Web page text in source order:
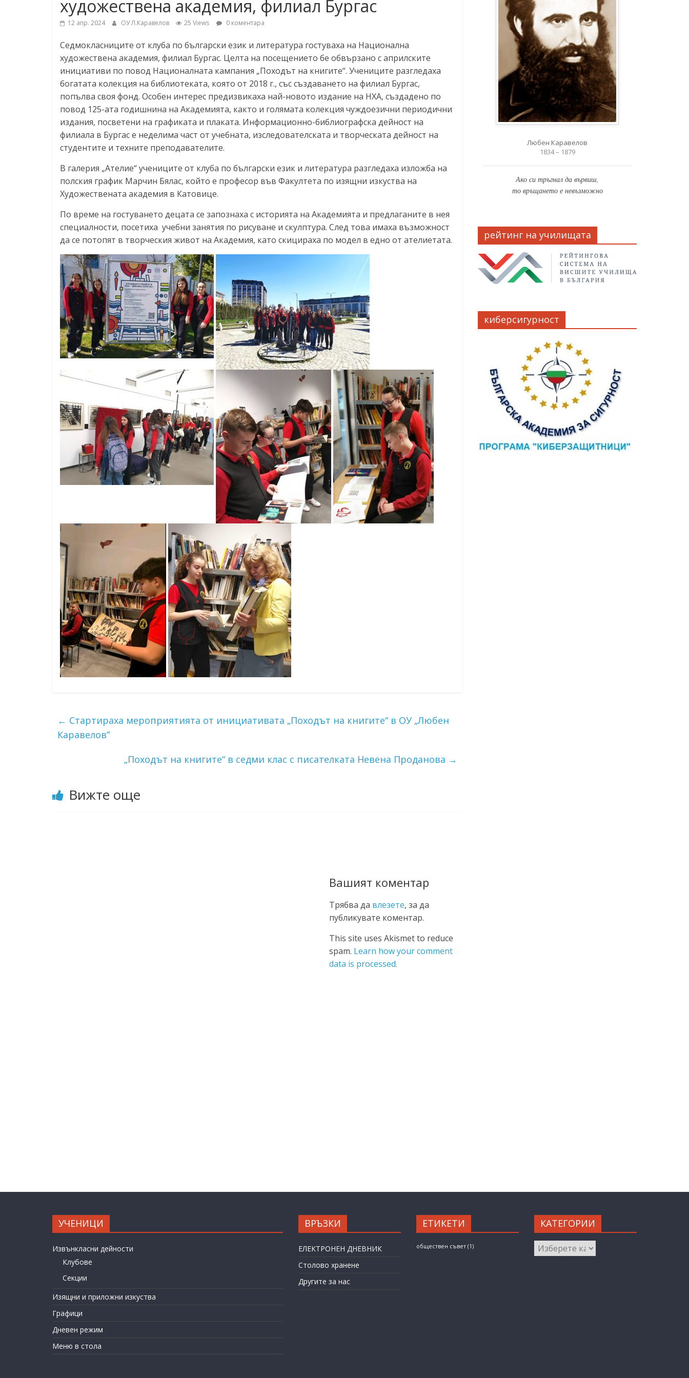
художествена академия, филиал Бургас
12 апр. 2024 ОУ Л.Каравелов 25 Views 0 коментара
Седмокласниците от клуба по български език и литература гостуваха на Национална
художествена академия, филиал Бургас. Целта на посещението бе обвързано с априлските
инициативи по повод Националната кампания „Походът на книгите“. Учениците разгледаха
богатата колекция на библиотеката, която от 2018 г., със създаването на филиал Бургас,
попълва своя фонд. Особен интерес предизвикаха най-новото издание на НХА, създадено по
повод 125-ата годишнина на Академията, както и голямата колекция чуждоезични периодични
издания, посветени на графиката и плаката. Информационно-библиографска дейност на
филиала в Бургас е неделима част от учебната, изследователската и творческата дейност на
студентите и техните преподавателите.
В галерия „Ателие“ учениците от клуба по български език и литература разгледаха изложба на
полския график Марчин Бялас, който е професор във Факултета по изящни изкуства на
Художествената академия в Катовице.
По време на гостуването децата се запознаха с историята на Академията и предлаганите в нея
специалности, посетиха учебни занятия по рисуване и скулптура. След това имаха възможност
да се потопят в творческия живот на Академия, като скицираха по модел в едно от ателиетата.
← Стартираха мероприятията от инициативата „Походът на книгите“ в ОУ „Любен
Каравелов”
„Походът на книгите“ в седми клас с писателката Невена Проданова →
Вижте още
Вашият коментар
Трябва да влезете, за да
публикувате коментар.
This site uses Akismet to reduce
spam. Learn how your comment
data is processed.
Любен Каравелов
1834 – 1879
Ако си тръгнал да вървиш,
то връщането е невъзможно
рейтинг на училищата
киберсигурност
УЧЕНИЦИ
Извънкласни дейности
Клубове
Секции
Изящни и приложни изкуства
Графици
Дневен режим
Меню в стола
ВРЪЗКИ
ЕЛЕКТРОНЕН ДНЕВНИК
Столово хранене
Другите за нас
ЕТИКЕТИ
обществен съвет(1)
КАТЕГОРИИ
КАТЕГОРИИ